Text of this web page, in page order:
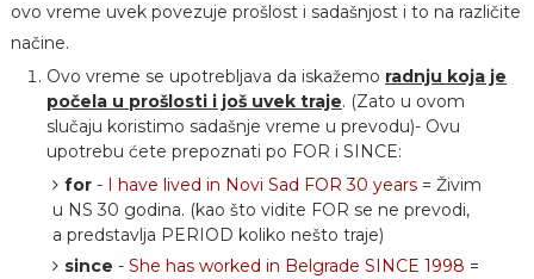
ovo vreme uvek povezuje prošlost i sadašnjost i to na različite
načine.
Ovo vreme se upotrebljava da iskažemo radnju koja je
počela u prošlosti i još uvek traje. (Zato u ovom
slučaju koristimo sadašnje vreme u prevodu)- Ovu
upotrebu ćete prepoznati po FOR i SINCE:
for- I have lived in Novi Sad FOR 30 years= Živim
u NS 30 godina. (kao što vidite FOR se ne prevodi,
a predstavlja PERIOD koliko nešto traje)
since - She has worked in Belgrade SINCE 1998 =